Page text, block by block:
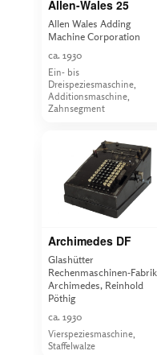
Allen-Wales 25
Allen Wales Adding
Machine Corporation
ca. 1930
Ein- bis
Dreispeziesmaschine,
Additionsmaschine,
Zahnsegment
Archimedes DF
Glashütter
Rechenmaschinen-Fabrik
Archimedes, Reinhold
Pöthig
ca. 1930
Vierspeziesmaschine,
Staffelwalze